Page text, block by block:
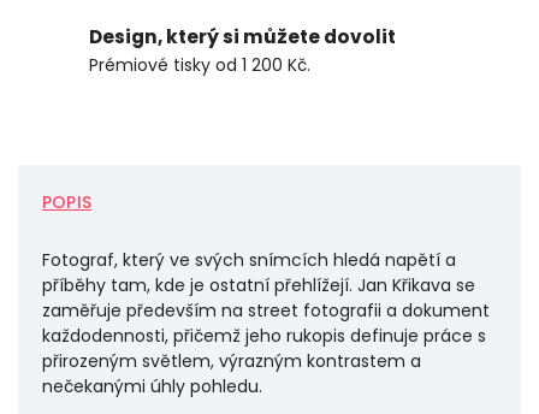
Design, který si můžete dovolit
Prémiové tisky od 1 200 Kč.
POPIS
Fotograf, který ve svých snímcích hledá napětí a
příběhy tam, kde je ostatní přehlížejí. Jan Křikava se
zaměřuje především na street fotografii a dokument
každodennosti, přičemž jeho rukopis definuje práce s
přirozeným světlem, výrazným kontrastem a
nečekanými úhly pohledu.